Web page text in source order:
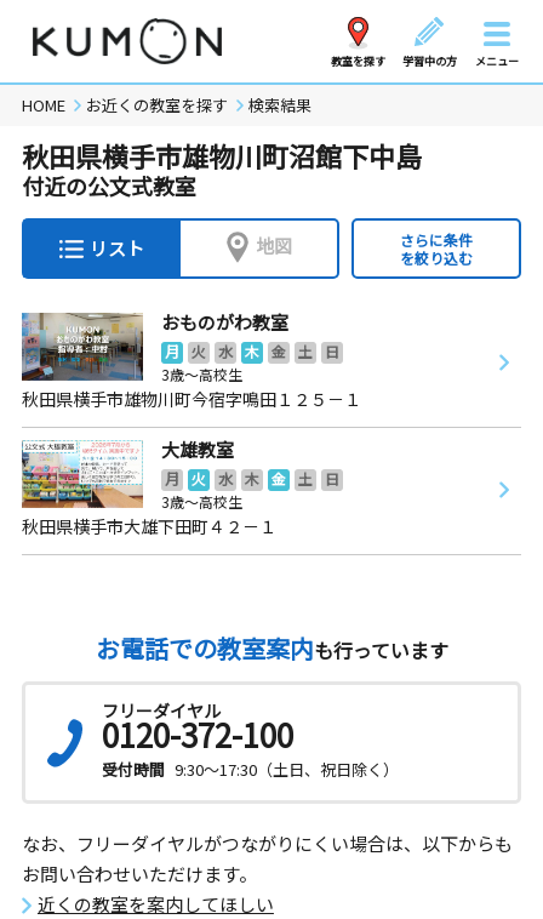
教室を探す 学習中の方 メニュー
HOME お近くの教室を探す 検索結果
秋田県横手市雄物川町沼館下中島
付近の公文式教室
リスト 地図
さらに条件
を絞り込む
おものがわ教室
月 火 水 木 金 土
日
3歳～高校生
秋田県横手市雄物川町今宿字鳴田１２５－１
大雄教室
月 火 水 木 金 土
日
3歳～高校生
秋田県横手市大雄下田町４２－１
お電話での教室案内も行っています
フリーダイヤル
0120-372-100
受付時間 9:30～17:30（土日、祝日除く）
なお、フリーダイヤルがつながりにくい場合は、以下からも
お問い合わせいただけます。
近くの教室を案内してほしい